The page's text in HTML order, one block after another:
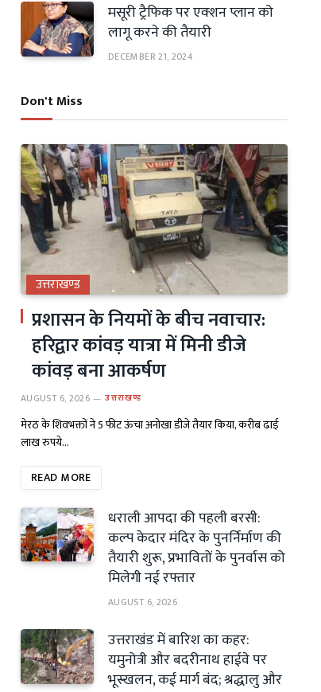
मसूरी ट्रैफिक पर एक्शन प्लान को
लागू करने की तैयारी
DECEMBER 21, 2024
Don't Miss
उत्तराखण्ड
प्रशासन के नियमों के बीच नवाचार:
हरिद्वार कांवड़ यात्रा में मिनी डीजे
कांवड़ बना आकर्षण
AUGUST 6, 2026 उत्तराखण्ड
मेरठ के शिवभक्तों ने 5 फीट ऊंचा अनोखा डीजे तैयार किया, करीब ढाई
लाख रुपये…
READ MORE
धराली आपदा की पहली बरसी:
कल्प केदार मंदिर के पुनर्निर्माण की
तैयारी शुरू, प्रभावितों के पुनर्वास को
मिलेगी नई रफ्तार
AUGUST 6, 2026
उत्तराखंड में बारिश का कहर:
यमुनोत्री और बदरीनाथ हाईवे पर
भूस्खलन, कई मार्ग बंद; श्रद्धालु और